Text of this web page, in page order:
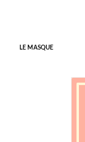
LE MASQUE